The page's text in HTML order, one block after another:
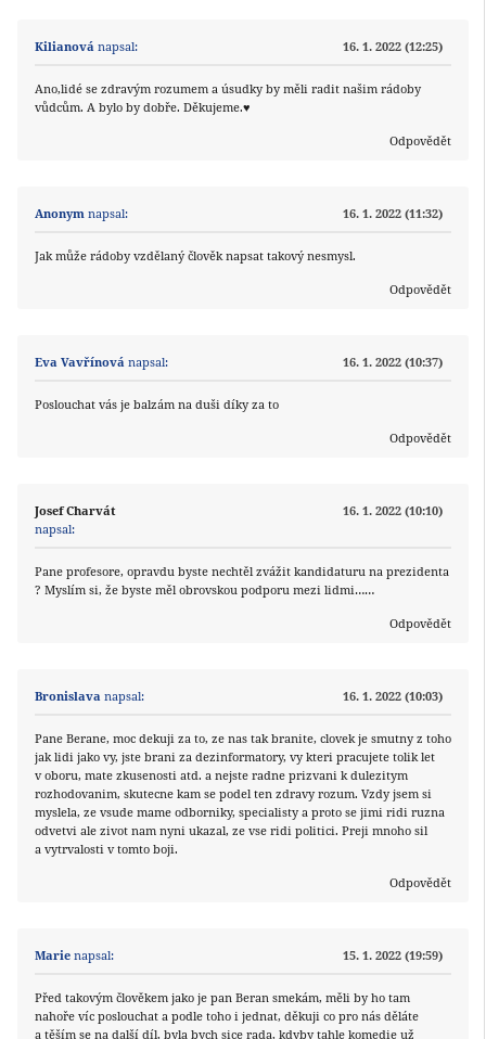
Kilianová napsal: 16. 1. 2022 (12:25)
Ano,lidé se zdravým rozumem a úsudky by měli radit našim rádoby
vůdcům. A bylo by dobře. Děkujeme.♥️
Odpovědět
Anonym napsal: 16. 1. 2022 (11:32)
Jak může rádoby vzdělaný člověk napsat takový nesmysl.
Odpovědět
Eva Vavřínová napsal: 16. 1. 2022 (10:37)
Poslouchat vás je balzám na duši díky za to
Odpovědět
Josef Charvát
napsal:
16. 1. 2022 (10:10)
Pane profesore, opravdu byste nechtěl zvážit kandidaturu na prezidenta
? Myslím si, že byste měl obrovskou podporu mezi lidmi……
Odpovědět
Bronislava napsal: 16. 1. 2022 (10:03)
Pane Berane, moc dekuji za to, ze nas tak branite, clovek je smutny z toho
jak lidi jako vy, jste brani za dezinformatory, vy kteri pracujete tolik let
v oboru, mate zkusenosti atd. a nejste radne prizvani k dulezitym
rozhodovanim, skutecne kam se podel ten zdravy rozum. Vzdy jsem si
myslela, ze vsude mame odborniky, specialisty a proto se jimi ridi ruzna
odvetvi ale zivot nam nyni ukazal, ze vse ridi politici. Preji mnoho sil
a vytrvalosti v tomto boji.
Odpovědět
Marie napsal: 15. 1. 2022 (19:59)
Před takovým člověkem jako je pan Beran smekám, měli by ho tam
nahoře víc poslouchat a podle toho i jednat, děkuji co pro nás děláte
a těším se na další díl, byla bych sice rada, kdyby tahle komedie už